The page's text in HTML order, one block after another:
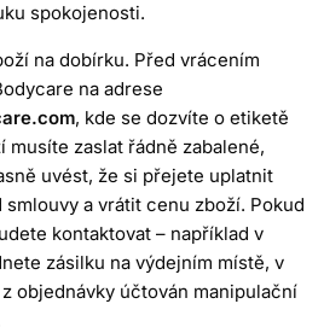
spokojenosti.
na dobírku. Před vrácením
na adrese
, kde se dozvíte o etiketě
musíte zaslat řádně zabalené,
uvést, že si přejete uplatnit
a vrátit cenu zboží. Pokud
kontaktovat – například v
zásilku na výdejním místě, v
objednávky účtován manipulační